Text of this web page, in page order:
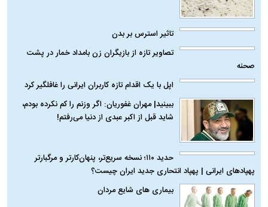
اپل با یک اقدام تازه کاربران ایرانی را غافلگیر کرد